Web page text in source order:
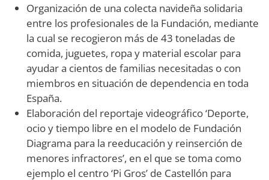
Organización de una colecta navideña solidaria
entre los profesionales de la Fundación, mediante
la cual se recogieron más de 43 toneladas de
comida, juguetes, ropa y material escolar para
ayudar a cientos de familias necesitadas o con
miembros en situación de dependencia en toda
España.
Elaboración del reportaje videográfico ‘Deporte,
ocio y tiempo libre en el modelo de Fundación
Diagrama para la reeducación y reinserción de
menores infractores’, en el que se toma como
ejemplo el centro ‘Pi Gros’ de Castellón para